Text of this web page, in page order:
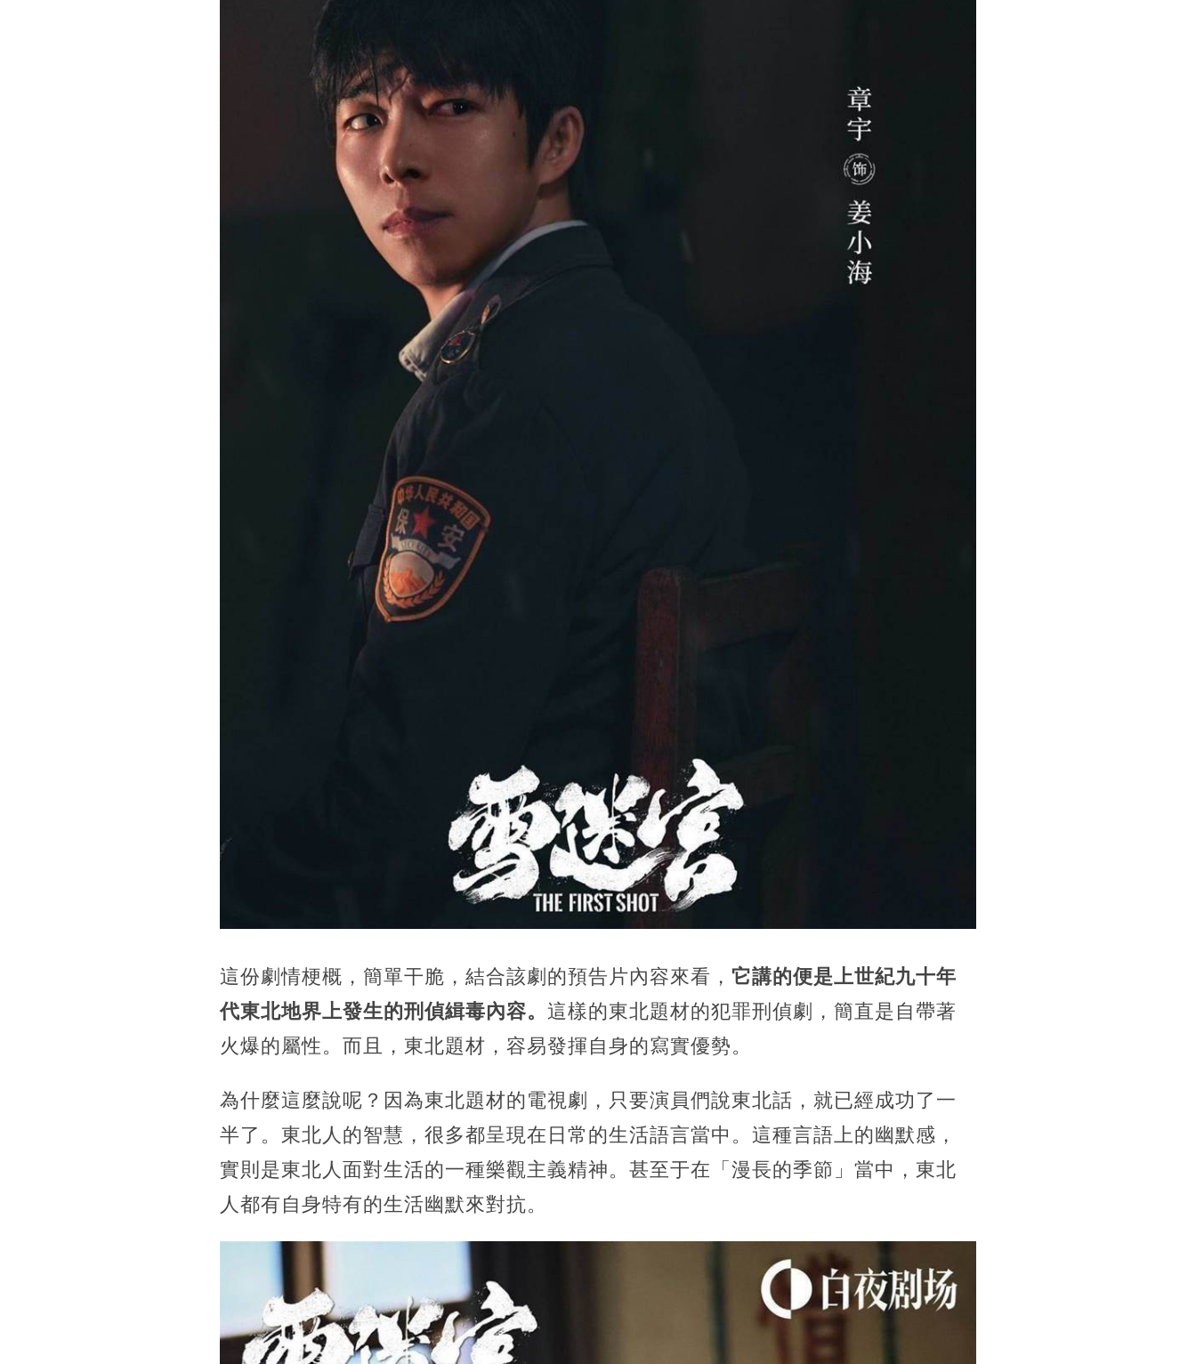
這份劇情梗概，簡單干脆，結合該劇的預告片內容來看， 它講的便是上世紀九十年
代東北地界上發生的刑偵緝毒內容。 這樣的東北題材的犯罪刑偵劇，簡直是自帶著
火爆的屬性。而且，東北題材，容易發揮自身的寫實優勢。
為什麼這麼說呢？因為東北題材的電視劇，只要演員們說東北話，就已經成功了一
半了。東北人的智慧，很多都呈現在日常的生活語言當中。這種言語上的幽默感，
實則是東北人面對生活的一種樂觀主義精神。甚至于在「漫長的季節」當中，東北
人都有自身特有的生活幽默來對抗。